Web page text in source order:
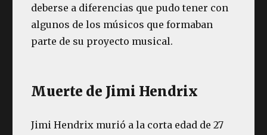
deberse a diferencias que pudo tener con
algunos de los músicos que formaban
parte de su proyecto musical.
Muerte de Jimi Hendrix
Jimi Hendrix murió a la corta edad de 27